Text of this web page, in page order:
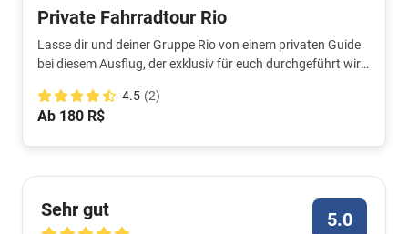
Private Fahrradtour Rio
Lasse dir und deiner Gruppe Rio von einem privaten Guide
bei diesem Ausflug, der exklusiv für euch durchgeführt wird,
4.5 (2)
Ab 180 R$
Sehr gut 5.0